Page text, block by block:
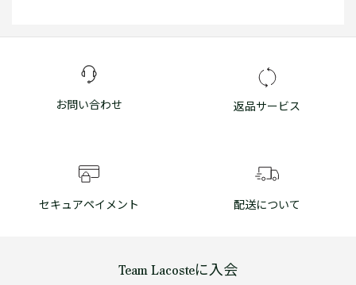
お問い合わせ 返品サービス
セキュアペイメント 配送について
Team Lacosteに入会